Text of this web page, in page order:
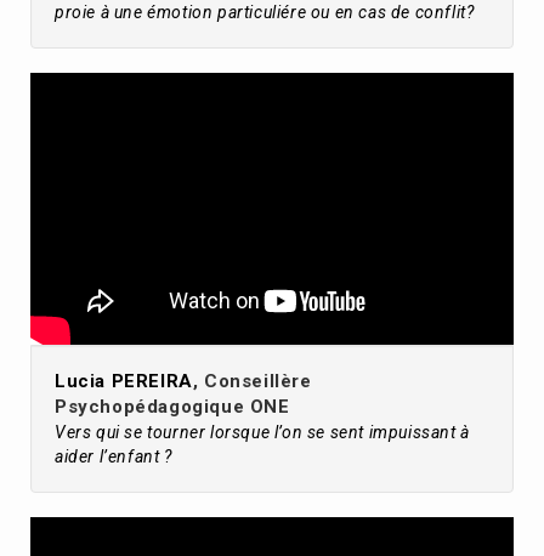
proie à une émotion particuliére ou en cas de conflit?
Lucia PEREIRA, Conseillère
Psychopédagogique ONE
Vers qui se tourner lorsque l’on se sent impuissant à
aider l’enfant ?